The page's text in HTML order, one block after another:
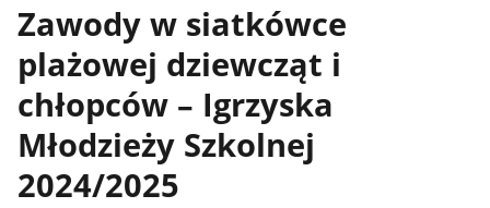
Zawody w siatkówce
plażowej dziewcząt i
chłopców – Igrzyska
Młodzieży Szkolnej
2024/2025